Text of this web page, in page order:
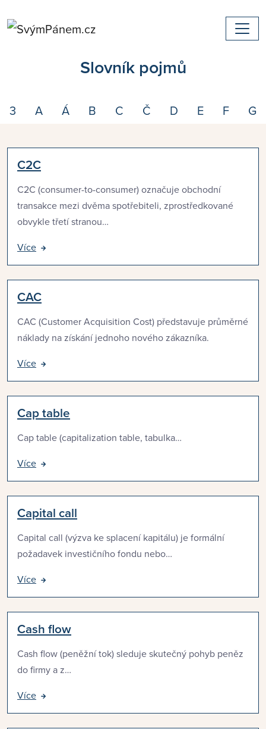
Slovník pojmů
3 A Á B C Č D E F G
C2C
C2C (consumer-to-consumer) označuje obchodní
transakce mezi dvěma spotřebiteli, zprostředkované
obvykle třetí stranou…
Více
CAC
CAC (Customer Acquisition Cost) představuje průměrné
náklady na získání jednoho nového zákazníka.
Více
Cap table
Cap table (capitalization table, tabulka…
Více
Capital call
Capital call (výzva ke splacení kapitálu) je formální
požadavek investičního fondu nebo…
Více
Cash flow
Cash flow (peněžní tok) sleduje skutečný pohyb peněz
do firmy a z…
Více